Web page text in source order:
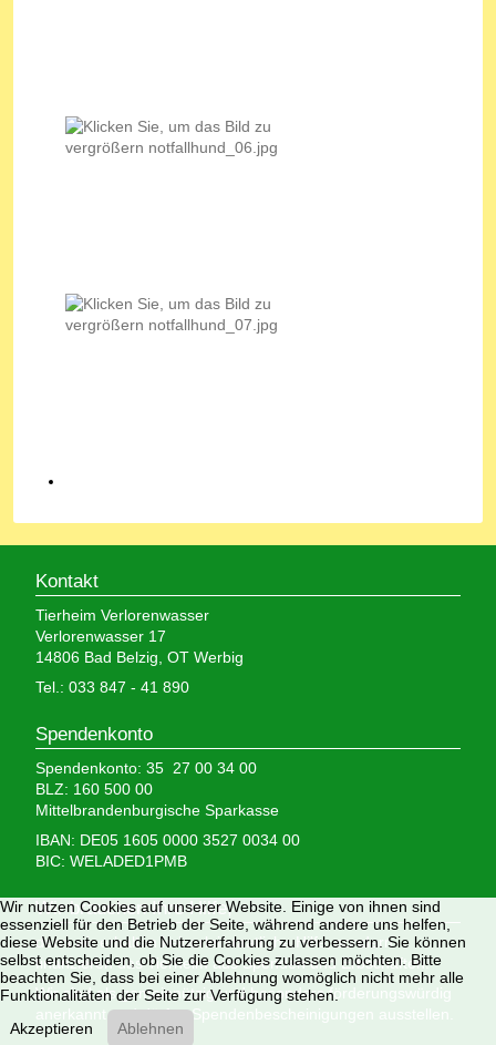
Kontakt
Tierheim Verlorenwasser
Verlorenwasser 17
14806 Bad Belzig, OT Werbig
Tel.: 033 847 - 41 890
Spendenkonto
Spendenkonto: 35 27 00 34 00
BLZ: 160 500 00
Mittelbrandenburgische Sparkasse
IBAN: DE05 1605 0000 3527 0034 00
BIC: WELADED1PMB
Wir brauchen Ihre Hilfe,
denn wir erhalten keinerlei staatliche Hilfe, sondern
finanzieren das Tierheim aus Spenden und Erbschaften.
Wir sind als gemeinnützig und besonders förderungswürdig
anerkannt und dürfen Spendenbescheinigungen ausstellen.
Wir nutzen Cookies auf unserer Website. Einige von ihnen sind
essenziell für den Betrieb der Seite, während andere uns helfen,
diese Website und die Nutzererfahrung zu verbessern. Sie können
selbst entscheiden, ob Sie die Cookies zulassen möchten. Bitte
beachten Sie, dass bei einer Ablehnung womöglich nicht mehr alle
Funktionalitäten der Seite zur Verfügung stehen.
Akzeptieren
Ablehnen